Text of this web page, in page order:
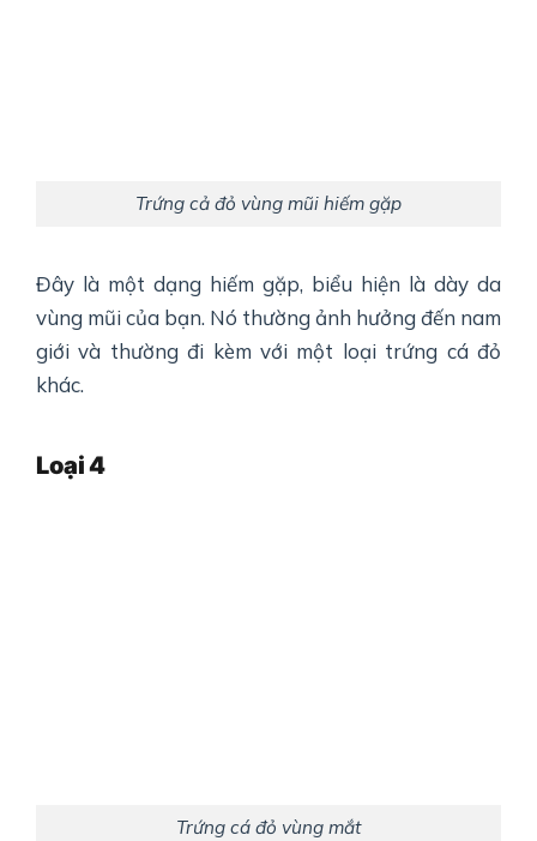
Trứng cả đỏ vùng mũi hiếm gặp
Đây là một dạng hiếm gặp, biểu hiện là dày da
vùng mũi của bạn. Nó thường ảnh hưởng đến nam
giới và thường đi kèm với một loại trứng cá đỏ
khác.
Loại4
Trứng cá đỏ vùng mắt